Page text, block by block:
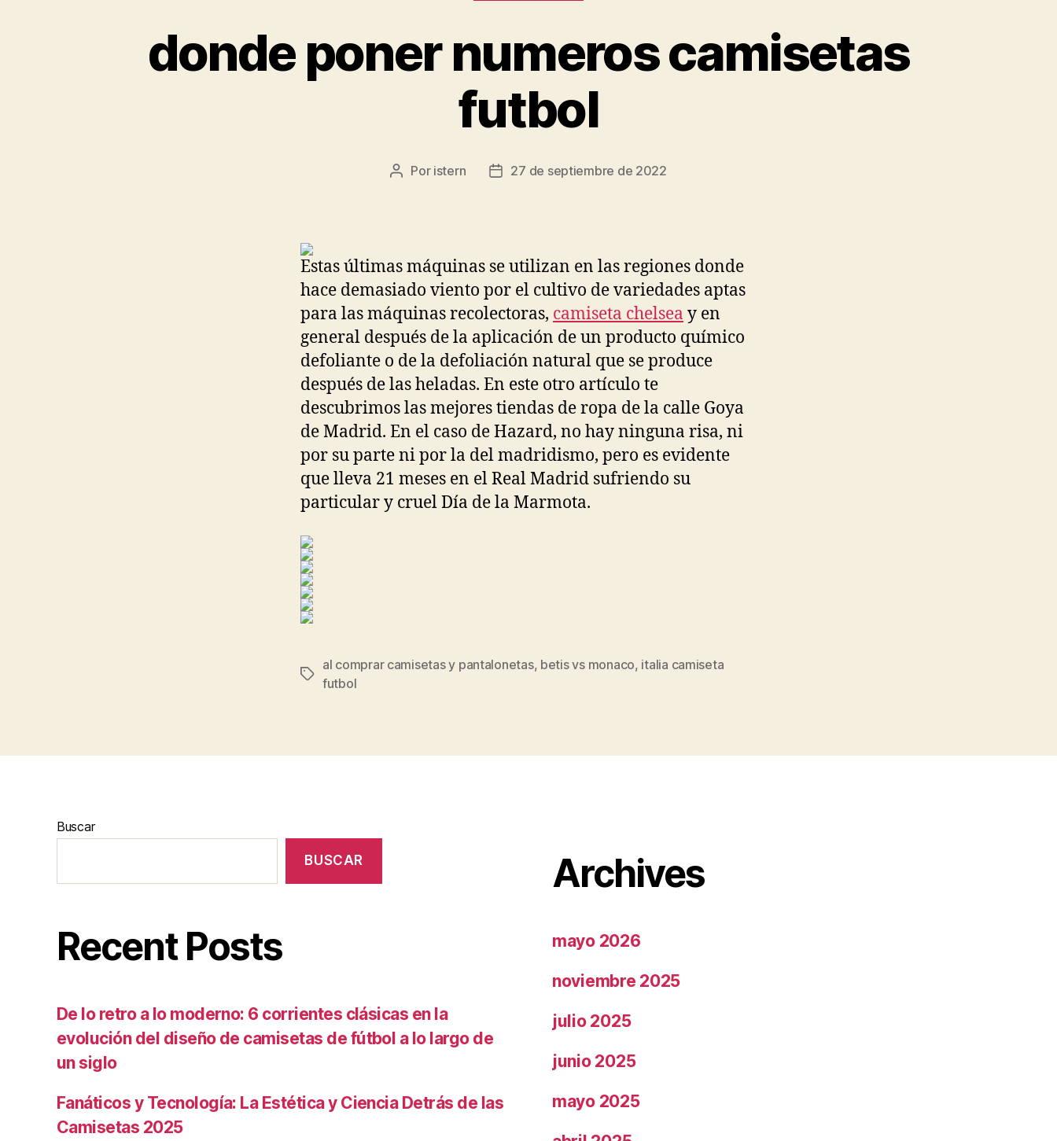
donde poner numeros camisetas
futbol
Autor
Por istern
Fecha27 de septiembre de 2022
Estas últimas máquinas se utilizan en las regiones donde
hace demasiado viento por el cultivo de variedades aptas
para las máquinas recolectoras, camiseta chelsea y en
general después de la aplicación de un producto químico
defoliante o de la defoliación natural que se produce
después de las heladas. En este otro artículo te
descubrimos las mejores tiendas de ropa de la calle Goya
de Madrid. En el caso de Hazard, no hay ninguna risa, ni
por su parte ni por la del madridismo, pero es evidente
que lleva 21 meses en el Real Madrid sufriendo su
particular y cruel Día de la Marmota.
Etiquetas
al comprar camisetas y pantalonetas, betis vs monaco, italia camiseta
futbol
Buscar
BUSCAR
Recent Posts
De lo retro a lo moderno: 6 corrientes clásicas en la
evolución del diseño de camisetas de fútbol a lo largo de
un siglo
Fanáticos y Tecnología: La Estética y Ciencia Detrás de las
Camisetas 2025
Archives
mayo 2026
noviembre 2025
julio 2025
junio 2025
mayo 2025